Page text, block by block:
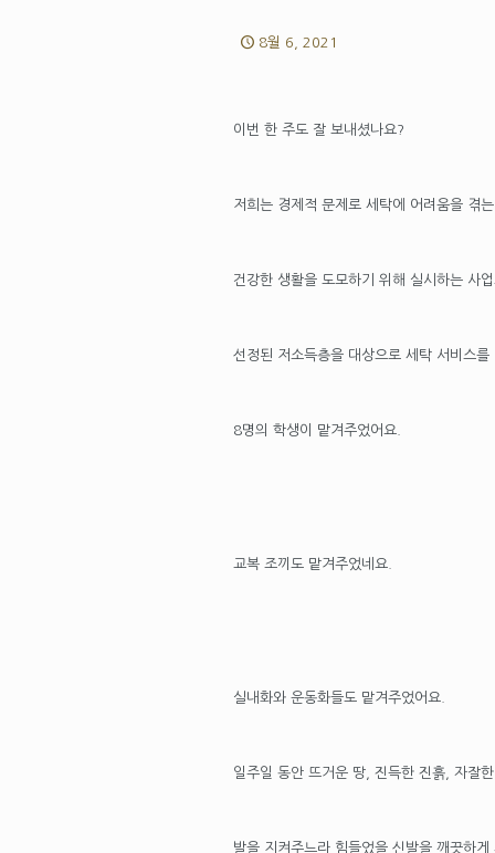
8월 6, 2021
이번 한 주도 잘 보내셨나요?
저희는 경제적 문제로 세탁에 어려움을 겪
건강한 생활을 도모하기 위해 실시하는 사
선정된 저소득층을 대상으로 세탁 서비스를
8명의 학생이 맡겨주었어요.
교복 조끼도 맡겨주었네요.
실내화와 운동화들도 맡겨주었어요.
일주일 동안 뜨거운 땅, 진득한 진흙, 자잘
발을 지켜주느라 힘들었을 신발을 깨끗하게